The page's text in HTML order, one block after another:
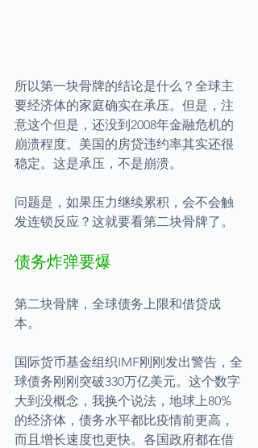
所以第一块骨牌的结论是什么？全球主
要经济体的家庭确实在承压。但是，注
意这个但是，还没到2008年金融危机的
崩溃程度。美国的房贷违约率其实还很
稳定。这是承压，不是崩溃。
问题是，如果压力继续累积，会不会触
发连锁反应？这就要看第二块骨牌了。
债务炸弹要爆
第二块骨牌，全球债务上限和借贷成
本。
国际货币基金组织IMF刚刚发出警告，全
球债务刚刚突破330万亿美元。这个数字
大到没概念，我换个说法，地球上80%
的经济体，债务水平都比疫情前更高，
而且增长速度也更快。各国政府都在借